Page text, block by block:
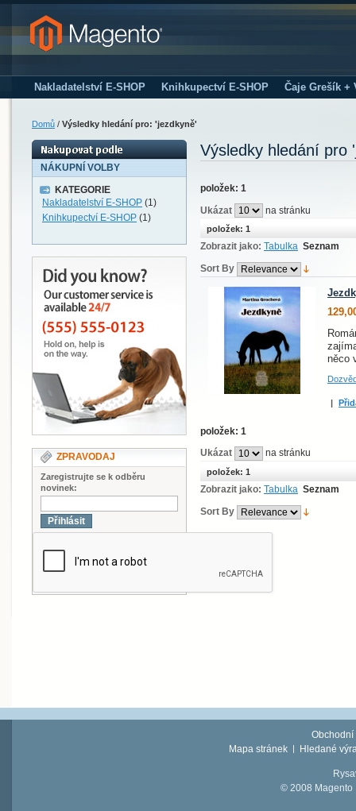
Nakladatelství E-SHOP Knihkupectví E-SHOP Čaje Grešík +
Domů / Výsledky hledání pro: 'jezdkyně'
NÁKUPNÍ VOLBY
KATEGORIE
Nakladatelství E-SHOP (1)
Knihkupectví E-SHOP (1)
ZPRAVODAJ
Zaregistrujte se k odběru
novinek:
Přihlásit
Výsledky hledání pro
položek: 1
Ukázat
na stránku
položek: 1
Zobrazit jako: Tabulka Seznam
Sort By
něco
|
položek: 1
Ukázat
na stránku
položek: 1
Zobrazit jako: Tabulka Seznam
Sort By
Obchodní
Mapa stránek
Hledané
© 2008 Magento